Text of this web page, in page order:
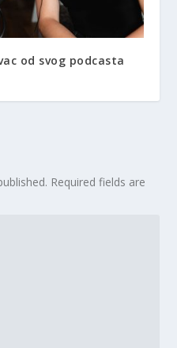
od svog podcasta
Required fields are